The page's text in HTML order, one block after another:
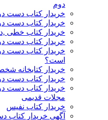
دوم
خریدار کتاب دست
خریدار کتاب دست
خریدار کتاب خطی
خریدار کتاب دست
خریدار کتاب دست
است؟
خریدار کتابخانه
خریدار کتاب دست
خریدار کتاب دست
مجلات قدیمی
خریدار کتاب نفیس
آگهی خریدار کتاب